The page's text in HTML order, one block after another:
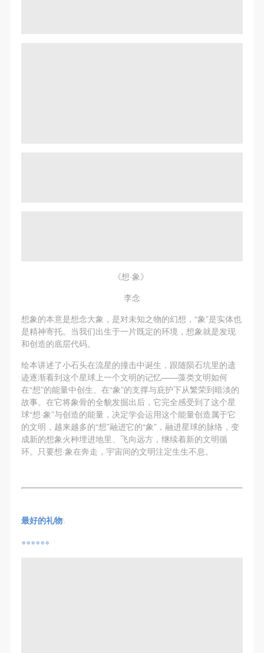
《想·象》
李念
想象的本意是想念大象，是对未知之物的幻想，“象”是实体也
是精神寄托。当我们出生于一片既定的环境，想象就是发现
和创造的底层代码。
绘本讲述了小石头在流星的撞击中诞生，跟随陨石坑里的遗
迹逐渐看到这个星球上一个文明的记忆——藻类文明如何
在“想”的能量中创生、在“象”的支撑与庇护下从繁荣到暗淡的
故事。在它将象骨的全貌发掘出后，它完全感受到了这个星
球“想·象”与创造的能量，决定学会运用这个能量创造属于它
的文明，越来越多的“想”融进它的“象”，融进星球的脉络，变
成新的想象火种埋进地里、飞向远方，继续着新的文明循
环。只要想·象在奔走，宇宙间的文明注定生生不息。
最好的礼物\
●●●●●●